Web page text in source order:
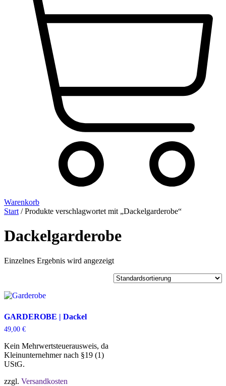
Warenkorb
Start / Produkte verschlagwortet mit „Dackelgarderobe“
Dackelgarderobe
Einzelnes Ergebnis wird angezeigt
GARDEROBE | Dackel
49,00 €
Kein Mehrwertsteuerausweis, da
Kleinunternehmer nach §19 (1)
UStG.
zzgl. Versandkosten